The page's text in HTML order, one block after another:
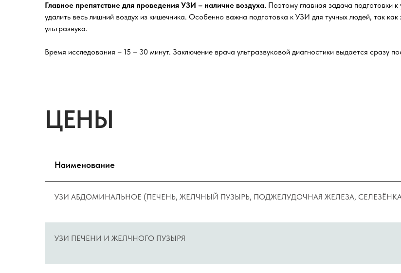
Главное препятствие для проведения УЗИ – наличие воздуха. Поэтому главная задача подготовки
удалить весь лишний воздух из кишечника. Особенно важна подготовка к УЗИ для тучных людей, так
ультразвука.
Время исследования – 15 – 30 минут. Заключение врача ультразвуковой диагностики выдается сразу
ЦЕНЫ
Наименование
УЗИ АБДОМИНАЛЬНОЕ (ПЕЧЕНЬ, ЖЕЛЧНЫЙ ПУЗЫРЬ, ПОДЖЕЛУДОЧНАЯ ЖЕЛЕЗА,
УЗИ ПЕЧЕНИ И ЖЕЛЧНОГО ПУЗЫРЯ